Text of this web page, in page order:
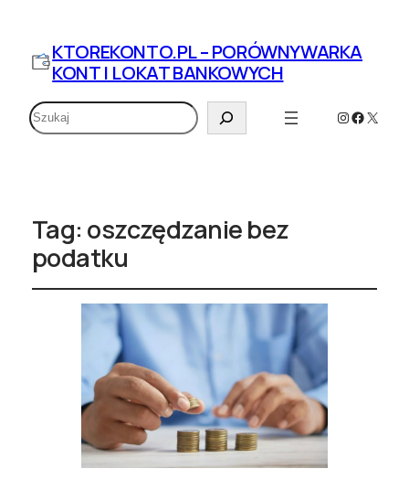
KTOREKONTO.PL – PORÓWNYWARKA
KONT I LOKAT BANKOWYCH
Szukaj Instagram
X
Tag: oszczędzanie bez
podatku